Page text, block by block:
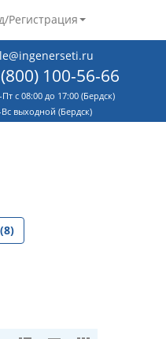
Регистрация
100-56-66
с 08:00 до 17:00 (Бердск)
выходной (Бердск)
(8)